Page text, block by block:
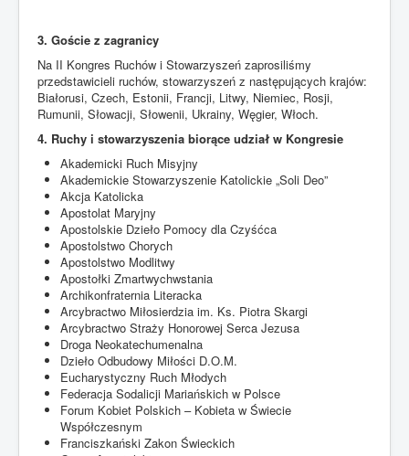
3. Goście z zagranicy
Na II Kongres Ruchów i Stowarzyszeń zaprosiliśmy
przedstawicieli ruchów, stowarzyszeń z następujących krajów:
Białorusi, Czech, Estonii, Francji, Litwy, Niemiec, Rosji,
Rumunii, Słowacji, Słowenii, Ukrainy, Węgier, Włoch.
4. Ruchy i stowarzyszenia biorące udział w Kongresie
Akademicki Ruch Misyjny
Akademickie Stowarzyszenie Katolickie „Soli Deo”
Akcja Katolicka
Apostolat Maryjny
Apostolskie Dzieło Pomocy dla Czyśćca
Apostolstwo Chorych
Apostolstwo Modlitwy
Apostołki Zmartwychwstania
Archikonfraternia Literacka
Arcybractwo Miłosierdzia im. Ks. Piotra Skargi
Arcybractwo Straży Honorowej Serca Jezusa
Droga Neokatechumenalna
Dzieło Odbudowy Miłości D.O.M.
Eucharystyczny Ruch Młodych
Federacja Sodalicji Mariańskich w Polsce
Forum Kobiet Polskich – Kobieta w Świecie
Współczesnym
Franciszkański Zakon Świeckich